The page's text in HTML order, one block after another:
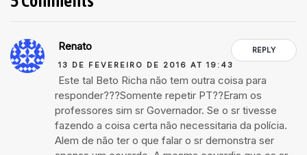
REPLY
Renato
13 DE FEVEREIRO DE 2016 AT 19:43
Este tal Beto Richa não tem outra coisa para
responder???Somente repetir PT??Eram os
professores sim sr Governador. Se o sr tivesse
fazendo a coisa certa não necessitaria da polícia.
Alem de não ter o que falar o sr demonstra ser